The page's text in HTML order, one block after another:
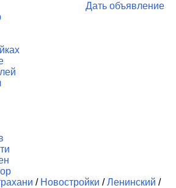
Дать объявление
/ Новостройки /Ленинский /